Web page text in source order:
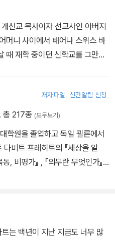
신교 목사이자 선교사인 아버지
머니 사이에서 태어나 스위스 바
때 재학 중이던 신학교를 그만두
후 인문계 중등학교인 김나지움
공장과 서점 등에서 수습사원
표하면서 작가로 활동하기 시작
을 결정한 독일 디더리히스 출판
책이 상업적으로 성공하리라고
트』로 큰 주목을 받으며 일약
게 다졌다. 1914년 1차 세계대전
저자파일 신간알림 신청
총 217종 (모두보기)
학원을 졸업하고 독일 쾰른에서
비트 프레히트의 『세상을 알
동, 비평가』 , 『의무란 무엇인가』,
는 백년이 지난 지금도 너무 많